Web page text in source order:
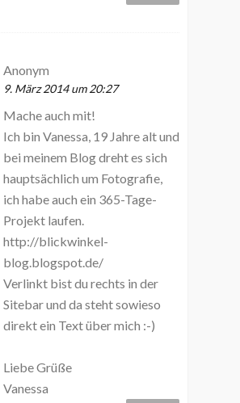
Anonym
9. März 2014 um 20:27
Mache auch mit!
Ich bin Vanessa, 19 Jahre alt und
bei meinem Blog dreht es sich
hauptsächlich um Fotografie,
ich habe auch ein 365-Tage-
Projekt laufen.
http://blickwinkel-
blog.blogspot.de/
Verlinkt bist du rechts in der
Sitebar und da steht sowieso
direkt ein Text über mich :-)
Liebe Grüße
Vanessa